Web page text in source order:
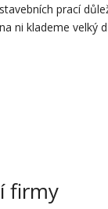
stavebních prací
na ni klademe velký
firmy